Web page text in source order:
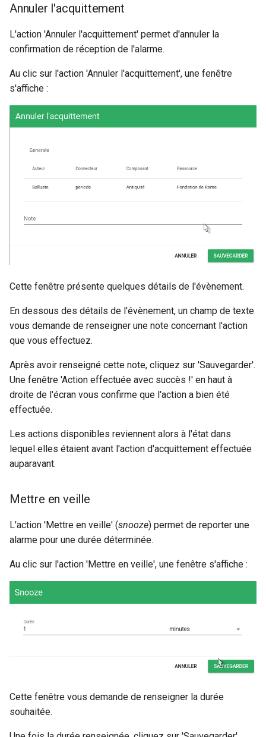
Annuler l'acquittement
L'action 'Annuler l'acquittement' permet d'annuler la
confirmation de réception de l'alarme.
Au clic sur l'action 'Annuler l'acquittement', une fenêtre
s'affiche :
Cette fenêtre présente quelques détails de l'évènement.
En dessous des détails de l'évènement, un champ de texte
vous demande de renseigner une note concernant l'action
que vous effectuez.
Après avoir renseigné cette note, cliquez sur 'Sauvegarder'.
Une fenêtre 'Action effectuée avec succès !' en haut à
droite de l'écran vous confirme que l'action a bien été
effectuée.
Les actions disponibles reviennent alors à l'état dans
lequel elles étaient avant l'action d'acquittement effectuée
auparavant.
Mettre en veille
L'action 'Mettre en veille' (snooze) permet de reporter une
alarme pour une durée déterminée.
Au clic sur l'action 'Mettre en veille', une fenêtre s'affiche :
Cette fenêtre vous demande de renseigner la durée
souhaitée.